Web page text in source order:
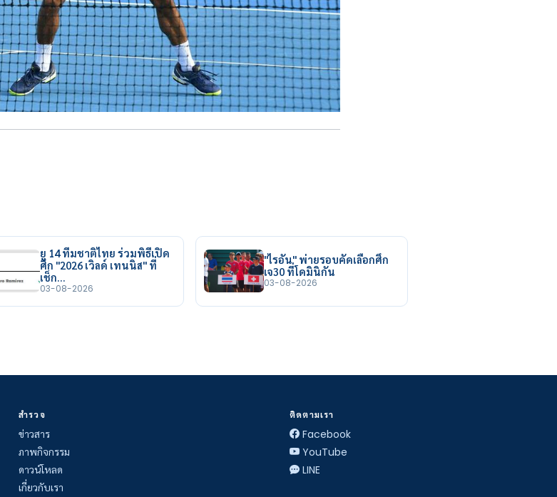
ยู 14 ทีมชาติไทย ร่วมพิธีเปิด
ศึก "2026 เวิลด์ เทนนิส" ที่
เช็ก…
03-08-2026
"ไรอัน" พ่ายรอบคัดเลือกศึก
เจ30 ที่โดมินิกัน
03-08-2026
สำรวจ
ข่าวสาร
ภาพกิจกรรม
ดาวน์โหลด
เกี่ยวกับเรา
ติดตามเรา
Facebook
YouTube
LINE